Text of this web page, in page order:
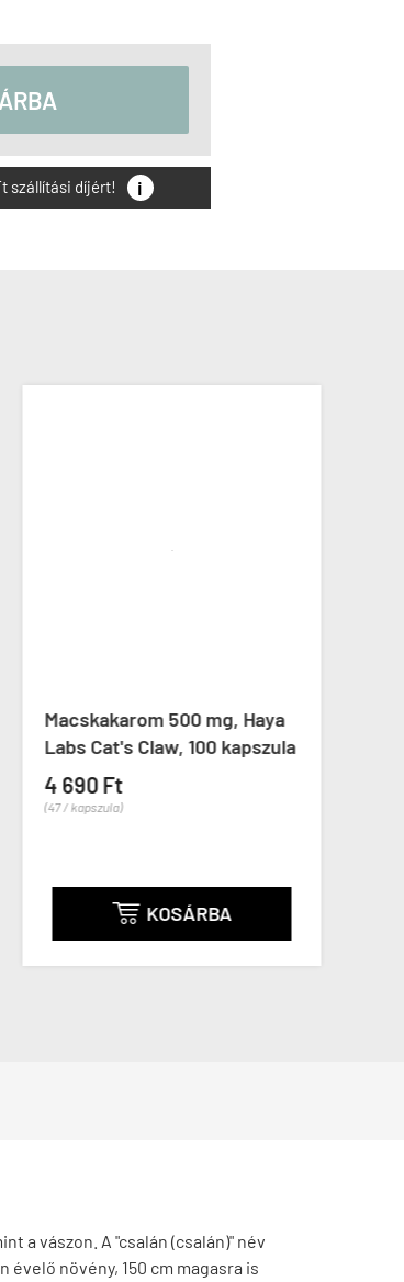
szállítási díjért! i
Macskakarom 500 mg, Haya
Labs Cat's Claw, 100 kapszula
4 690 Ft
(47 / kapszula)
 KOSÁRBA
a vászon. A "csalán (csalán)" név
növény, 150 cm magasra is